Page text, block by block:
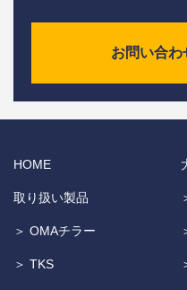
お問い合
HOME
取り扱い製品
＞ OMAチラー
＞ TKS